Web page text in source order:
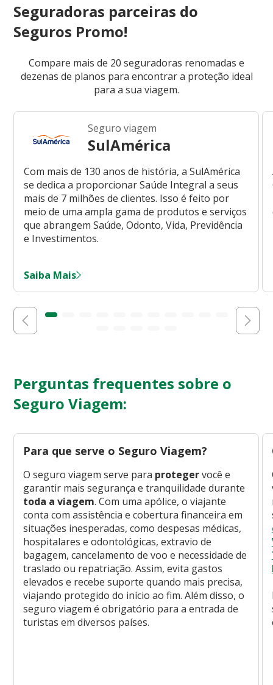
Seguradoras parceiras do
Seguros Promo!
Compare mais de 20 seguradoras renomadas e
dezenas de planos para encontrar a proteção ideal
para a sua viagem.
Seguro viagem
SulAmérica
Com mais de 130 anos de história, a SulAmérica
se dedica a proporcionar Saúde Integral a seus
mais de 7 milhões de clientes. Isso é feito por
meio de uma ampla gama de produtos e serviços
que abrangem Saúde, Odonto, Vida, Previdência
e Investimentos.
Saiba Mais
Perguntas frequentes sobre o
Seguro Viagem:
Para que serve o Seguro Viagem?
O seguro viagem serve para protegervocê e
garantir mais segurança e tranquilidade durante
toda a viagem. Com uma apólice, o viajante
conta com assistência e cobertura financeira em
situações inesperadas, como despesas médicas,
hospitalares e odontológicas, extravio de
bagagem, cancelamento de voo e necessidade de
traslado ou repatriação. Assim, evita gastos
elevados e recebe suporte quando mais precisa,
viajando protegido do início ao fim. Além disso, o
seguro viagem é obrigatório para a entrada de
turistas em diversos países.